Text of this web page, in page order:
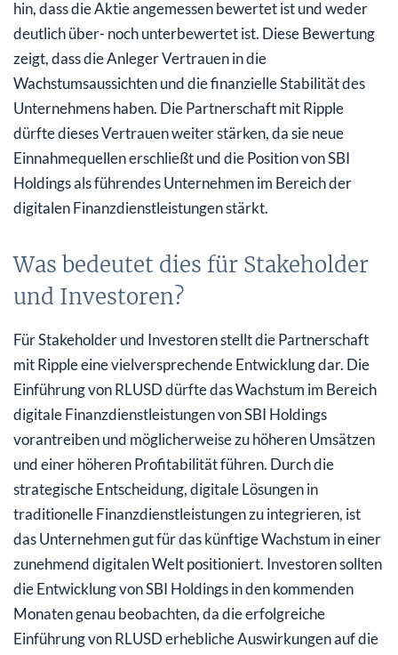
hin, dass die Aktie angemessen bewertet ist und weder
deutlich über- noch unterbewertet ist. Diese Bewertung
zeigt, dass die Anleger Vertrauen in die
Wachstumsaussichten und die finanzielle Stabilität des
Unternehmens haben. Die Partnerschaft mit Ripple
dürfte dieses Vertrauen weiter stärken, da sie neue
Einnahmequellen erschließt und die Position von SBI
Holdings als führendes Unternehmen im Bereich der
digitalen Finanzdienstleistungen stärkt.
Was bedeutet dies für Stakeholder
und Investoren?
Für Stakeholder und Investoren stellt die Partnerschaft
mit Ripple eine vielversprechende Entwicklung dar. Die
Einführung von RLUSD dürfte das Wachstum im Bereich
digitale Finanzdienstleistungen von SBI Holdings
vorantreiben und möglicherweise zu höheren Umsätzen
und einer höheren Profitabilität führen. Durch die
strategische Entscheidung, digitale Lösungen in
traditionelle Finanzdienstleistungen zu integrieren, ist
das Unternehmen gut für das künftige Wachstum in einer
zunehmend digitalen Welt positioniert. Investoren sollten
die Entwicklung von SBI Holdings in den kommenden
Monaten genau beobachten, da die erfolgreiche
Einführung von RLUSD erhebliche Auswirkungen auf die